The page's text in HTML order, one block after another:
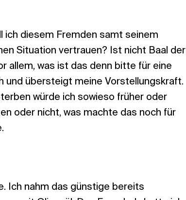
ich diesem Fremden samt seinem
Situation vertrauen? Ist nicht Baal der
allem, was ist das denn bitte für eine
und übersteigt meine Vorstellungskraft.
würde ich sowieso früher oder
oder nicht, was machte das noch für
Ich nahm das günstige bereits